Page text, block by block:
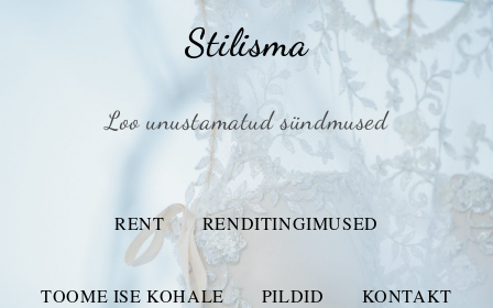
Stilisma
Loo unustamatud sündmused
RENT RENDITINGIMUSED
TOOME ISE KOHALE PILDID KONTAKT